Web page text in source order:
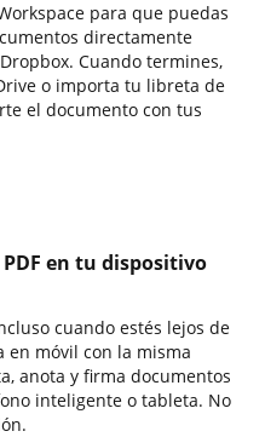
para que puedas
directamente
Cuando termines,
o importa tu libreta de
el documento con tus
en tu dispositivo
cuando estés lejos de
en móvil con la misma
anota y firma documentos
inteligente o tableta. No